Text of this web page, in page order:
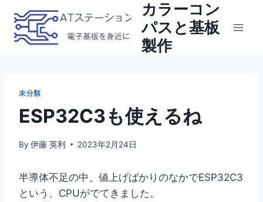
content
カラーコン
パスと基板
製作
未分類
ESP32C3も使えるね
By 伊藤 英利 2023年2月24日
半導体不足の中、値上げばかりのなかでESP32C3
という、CPUがでてきました。